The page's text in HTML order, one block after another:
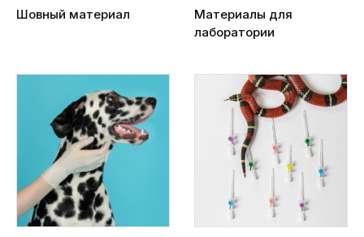
Шовный материал
Материалы для
лаборатории